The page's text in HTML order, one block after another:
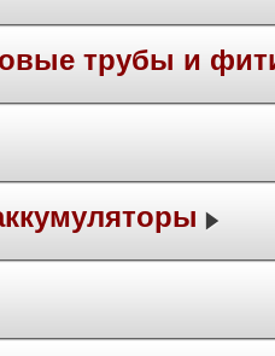
трубы и